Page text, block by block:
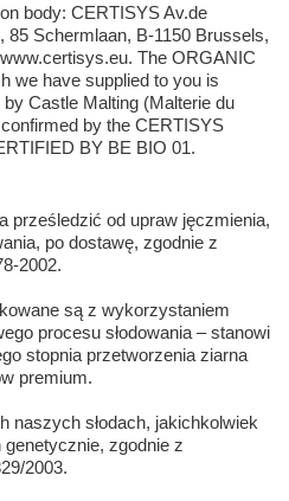
body: CERTISYS Av.de
85 Schermlaan, B-1150 Brussels,
The ORGANIC
we have supplied to you is
by Castle Malting (Malterie du
by the CERTISYS
BY BE BIO 01.
prześledzić od upraw jęczmienia,
po dostawę, zgodnie z
2002.
są z wykorzystaniem
procesu słodowania – stanowi
stopnia przetworzenia ziarna
premium.
naszych słodach, jakichkolwiek
zgodnie z
2003.